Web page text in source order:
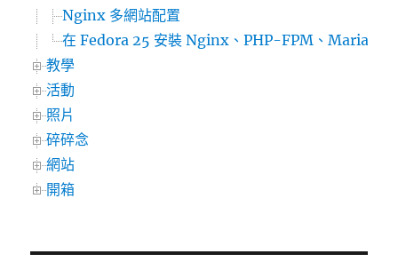
Nginx 多網站配置
在 Fedora 25 安裝 Nginx、PHP-FPM、MariaDB
教學
活動
照片
碎碎念
網站
開箱